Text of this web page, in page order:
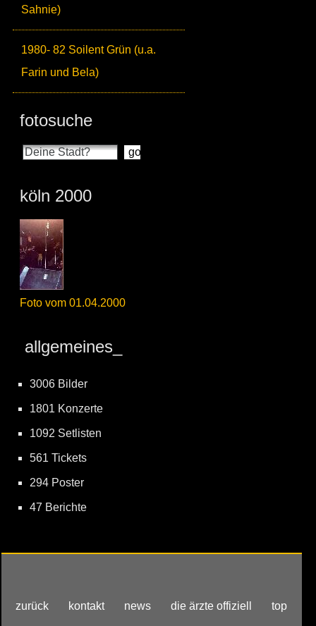
Sahnie)
1980- 82 Soilent Grün (u.a.
Farin und Bela)
fotosuche
köln 2000
Foto vom 01.04.2000
allgemeines_
3006 Bilder
1801 Konzerte
1092 Setlisten
561 Tickets
294 Poster
47 Berichte
zurück kontakt news die ärzte offiziell top